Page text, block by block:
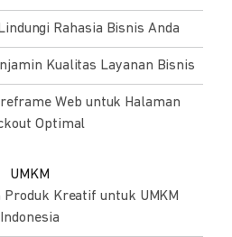
Rahasia Bisnis Anda
Kualitas Layanan Bisnis
Web untuk Halaman
Optimal
UMKM
Produk Kreatif untuk UMKM
Indonesia